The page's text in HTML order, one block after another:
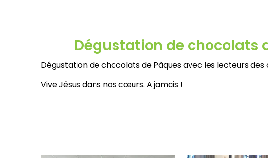
Dégustation de chocolats
Dégustation de chocolats de Pâques avec les lecteurs
Vive Jésus dans nos cœurs. A jamais !